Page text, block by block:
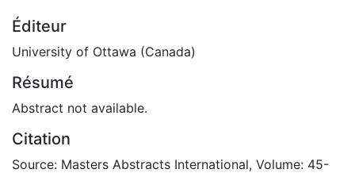
Éditeur
University of Ottawa (Canada)
Résumé
Abstract not available.
Citation
Source: Masters Abstracts International, Volume: 45-